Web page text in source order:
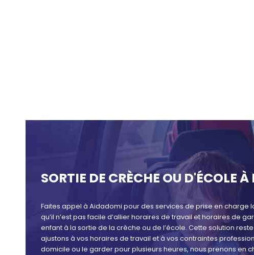
SORTIE DE CRÈCHE OU D'ÉCOLE À
Faites appel à Aidadomi pour des services de prise en charge
qu’il n’est pas facile d’allier horaires de travail et horaires de
enfant à la sortie de la crèche ou de l’école. Cette solution
ajustons à vos horaires de travail et à vos contraintes
domicile ou le garder pour plusieurs heures, nous prenons en